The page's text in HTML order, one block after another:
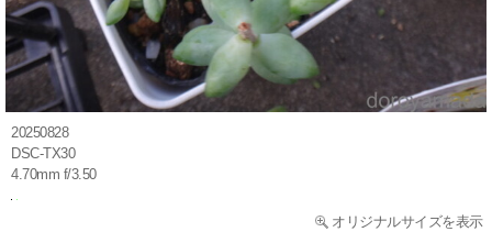
20250828
DSC-TX30
4.70mm f/3.50
オリジナルサイズを表示